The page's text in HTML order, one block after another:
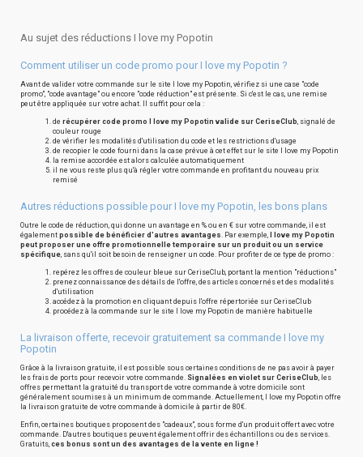
Au sujet des réductions I love my Popotin
Comment utiliser un code promo pour I love my Popotin ?
Avant de valider votre commande sur le site I love my Popotin, vérifiez si une case "code
promo", "code avantage" ou encore "code réduction" est présente. Si c'est le cas, une remise
peut être appliquée sur votre achat. Il suffit pour cela :
de récupérer code promo I love my Popotin valide sur CeriseClub, signalé de
couleur rouge
de vérifier les modalités d'utilisation du code et les restrictions d'usage
de recopier le code fourni dans la case prévue à cet effet sur le site I love my Popotin
la remise accordée est alors calculée automatiquement
il ne vous reste plus qu'à régler votre commande en profitant du nouveau prix
remisé
Autres réductions possible pour I love my Popotin, les bons plans
Outre le code de réduction, qui donne un avantage en % ou en € sur votre commande, il est
également possible de bénéficier d'autres avantages. Par exemple,
I love my Popotin
peut proposer une offre promotionnelle temporaire sur un produit ou un service
spécifique, sans qu'il soit besoin de renseigner un code. Pour profiter de ce type de promo :
repérez les offres de couleur bleue sur CeriseClub, portant la mention "réductions"
prenez connaissance des détails de l'offre, des articles concernés et des modalités
d'utilisation
accédez à la promotion en cliquant depuis l'offre répertoriée sur CeriseClub
procédez à la commande sur le site I love my Popotin de manière habituelle
La livraison offerte, recevoir gratuitement sa commande I love my
Popotin
Grâce à la livraison gratuite, il est possible sous certaines conditions de ne pas avoir à payer
les frais de ports pour recevoir votre commande. Signalées en violet sur CeriseClub, les
offres permettant la gratuité du transport de votre commande à votre domicile sont
généralement soumises à un minimum de commande. Actuellement, I love my Popotin offre
la livraison gratuite de votre commande à domicile à partir de 80€.
Enfin, certaines boutiques proposent des "cadeaux", sous forme d'un produit offert avec votre
commande. D'autres boutiques peuvent également offrir des échantillons ou des services.
Gratuits, ces bonus sont un des avantages de la vente en ligne !